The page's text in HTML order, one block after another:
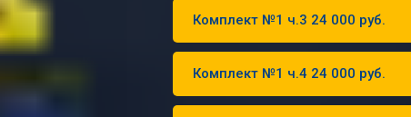
Комплект №1 ч.3 24 000 руб.
Комплект №1 ч.4 24 000 руб.